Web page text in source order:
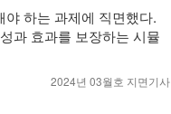
하는 과제에 직면했다.
과 효과를 보장하는 시뮬
2024년 03월호 지면기사